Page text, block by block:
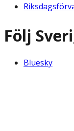
Följ
Bluesky